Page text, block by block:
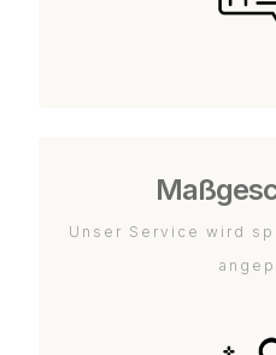
Unser Service wird